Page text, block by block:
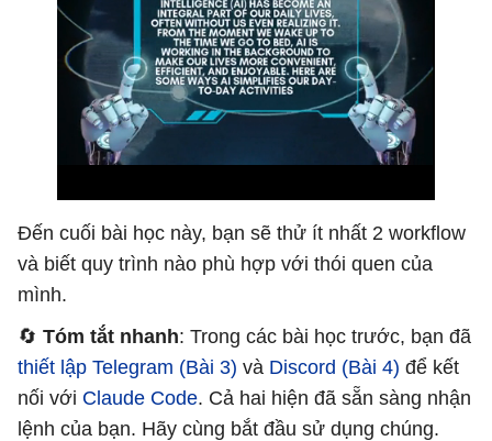
Đến cuối bài học này, bạn sẽ thử ít nhất 2 workflow
và biết quy trình nào phù hợp với thói quen của
mình.
🔄 Tóm tắt nhanh: Trong các bài học trước, bạn đã
thiết lập Telegram (Bài 3) và Discord (Bài 4) để kết
nối với Claude Code. Cả hai hiện đã sẵn sàng nhận
lệnh của bạn. Hãy cùng bắt đầu sử dụng chúng.